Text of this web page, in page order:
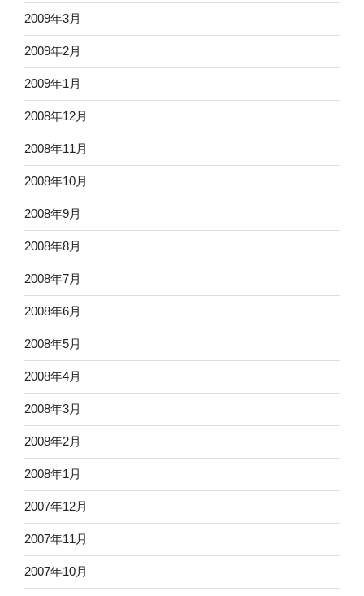
2009年3月
2009年2月
2009年1月
2008年12月
2008年11月
2008年10月
2008年9月
2008年8月
2008年7月
2008年6月
2008年5月
2008年4月
2008年3月
2008年2月
2008年1月
2007年12月
2007年11月
2007年10月